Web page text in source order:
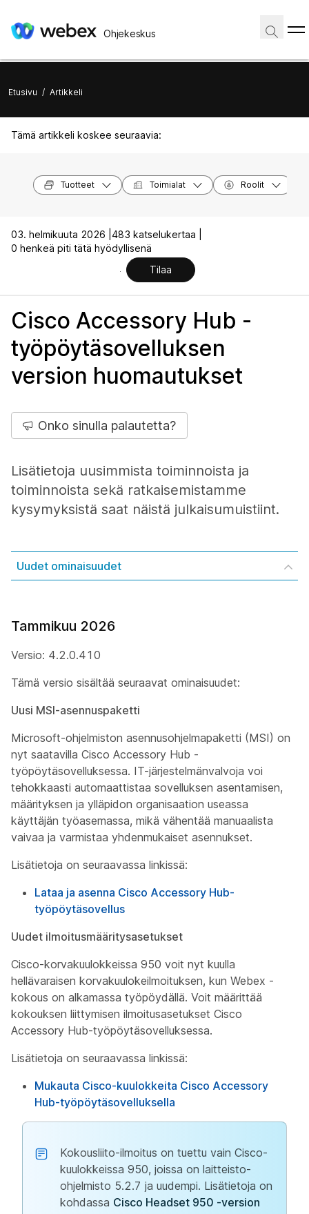
Ohjekeskus
Etusivu / Artikkeli
Tämä artikkeli koskee seuraavia:
Tuotteet Toimialat Roolit
03. helmikuuta 2026 | 483 katselukertaa |
0 henkeä piti tätä hyödyllisenä
Tilaa
Cisco Accessory Hub -
työpöytäsovelluksen
version huomautukset
Onko sinulla palautetta?
Lisätietoja uusimmista toiminnoista ja
toiminnoista sekä ratkaisemistamme
kysymyksistä saat näistä julkaisumuistiint.
Uudet ominaisuudet
Tammikuu 2026
Versio: 4.2.0.410
Tämä versio sisältää seuraavat ominaisuudet:
Uusi MSI-asennuspaketti
Microsoft-ohjelmiston asennusohjelmapaketti (MSI) on
nyt saatavilla Cisco Accessory Hub -
työpöytäsovelluksessa. IT-järjestelmänvalvoja voi
tehokkaasti automaattistaa sovelluksen asentamisen,
määrityksen ja ylläpidon organisaation useassa
käyttäjän työasemassa, mikä vähentää manuaalista
vaivaa ja varmistaa yhdenmukaiset asennukset.
Lisätietoja on seuraavassa linkissä:
Lataa ja asenna Cisco Accessory Hub-
työpöytäsovellus
Uudet ilmoitusmääritysasetukset
Cisco-korvakuulokkeissa 950 voit nyt kuulla
hellävaraisen korvakuulokeilmoituksen, kun Webex -
kokous on alkamassa työpöydällä. Voit määrittää
kokouksen liittymisen ilmoitusasetukset Cisco
Accessory Hub-työpöytäsovelluksessa.
Lisätietoja on seuraavassa linkissä:
Mukauta Cisco-kuulokkeita Cisco Accessory
Hub-työpöytäsovelluksella
Kokousliito-ilmoitus on tuettu vain Cisco-
kuulokkeissa 950, joissa on laitteisto-
ohjelmisto 5.2.7 ja uudempi. Lisätietoja on
kohdassa Cisco Headset 950 -version